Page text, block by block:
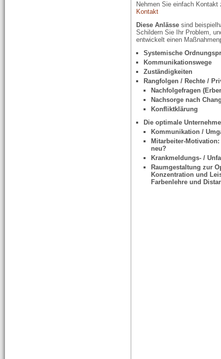
Nehmen Sie einfach
Kontakt
Diese Anlässe sind
Schildern Sie Ihr Problem,
entwickelt einen
Systemische
Kommunikationswege
Zuständigkeiten
Rangfolgen / Rechte /
Nachfolgefragen
Nachsorge nach
Konfliktklärung
Die optimale
Kommunikation /
Mitarbeiter-
neu?
Krankmeldungs- /
Raumgestaltung zur
Konzentration und
Farbenlehre und